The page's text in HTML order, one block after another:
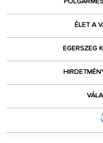
ÉLET A
EGERSZEG